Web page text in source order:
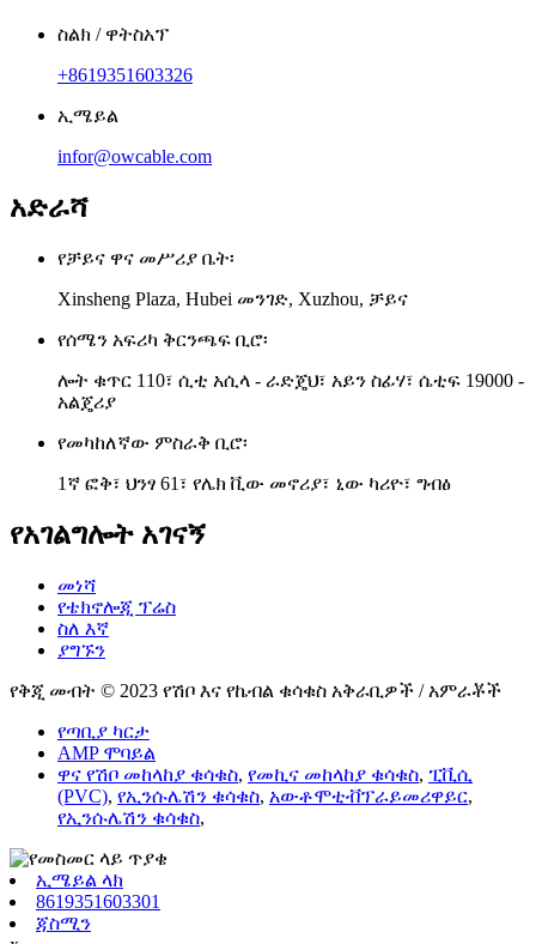
ስልክ / ዋትስአፕ
+8619351603326
ኢሜይል
infor@owcable.com
አድራሻ
የቻይና ዋና መሥሪያ ቤት፡
Xinsheng Plaza, Hubei መንገድ, Xuzhou, ቻይና
የሰሜን አፍሪካ ቅርንጫፍ ቢሮ፡
ሎት ቁጥር 110፣ ሲቲ አሲላ - ራድጄህ፣ አይን ስፊሃ፣ ሴቲፍ 19000 -
አልጄሪያ
የመካከለኛው ምስራቅ ቢሮ፡
1ኛ ፎቅ፣ ህንፃ 61፣ የሌክ ቪው መኖሪያ፣ ኒው ካሪዮ፣ ግብፅ
የአገልግሎት አገናኝ
መነሻ
የቴክኖሎጂ ፕሬስ
ስለ እኛ
ያግኙን
የቅጂ መብት © 2023 የሽቦ እና የኬብል ቁሳቁስ አቅራቢዎች / አምራቾች
የጣቢያ ካርታ
AMP ሞባይል
ዋና የሽቦ መከላከያ ቁሳቁስ, የመኪና መከላከያ ቁሳቁስ, ፒቪሲ
(PVC), የኢንሱሌሽን ቁሳቁስ, አውቶሞቲቭፕራይመሪዋይር,
የኢንሱሌሽን ቁሳቁስ,
ኢሜይል ላክ
8619351603301
ጃስሚን